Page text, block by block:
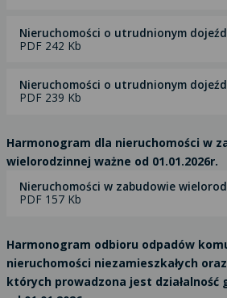
Nieruchomości o utrudnionym
PDF 242 Kb
Nieruchomości o utrudnionym
PDF 239 Kb
Harmonogram dla nieruchomości w
wielorodzinnej ważne od 01.01.2026r.
Nieruchomości w zabudowie
PDF 157 Kb
Harmonogram odbioru odpadów
nieruchomości niezamieszkałych
których prowadzona jest działalność